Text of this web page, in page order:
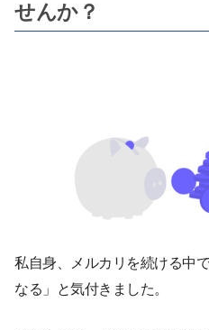
せんか？
私自身、メルカリを続ける中
なる」と気付きました。